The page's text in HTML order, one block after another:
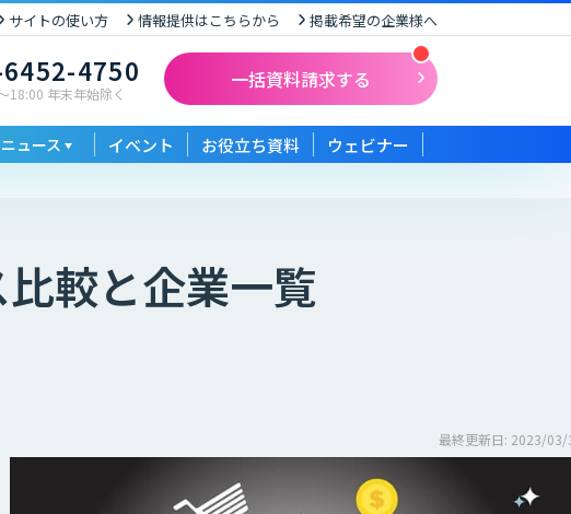
サイトの使い方 情報提供はこちらから 掲載希望の企業様へ
4750
18:00 年末年始除く
一括資料請求する
ニュース イベント お役立ち資料 ウェビナー
較と企業一覧
最終更新日: 2023/03/